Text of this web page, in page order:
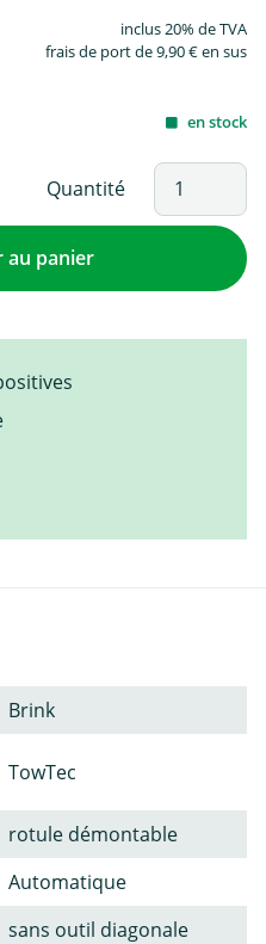
inclus 20% de TVA
frais de port de 9,90 € en sus
en stock
Quantité
au panier
Brink
TowTec
rotule démontable
Automatique
sans outil diagonale